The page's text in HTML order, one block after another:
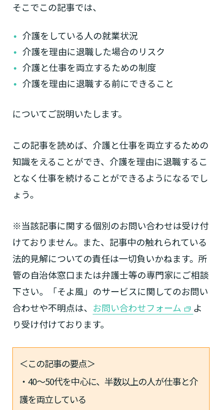
そこでこの記事では、
介護をしている人の就業状況
介護を理由に退職した場合のリスク
介護と仕事を両立するための制度
介護を理由に退職する前にできること
についてご説明いたします。
この記事を読めば、介護と仕事を両立するための
知識をえることができ、介護を理由に退職するこ
となく仕事を続けることができるようになるでし
ょう。
※当該記事に関する個別のお問い合わせは受け付
けておりません。また、記事中の触れられている
法的見解についての責任は一切負いかねます。所
管の自治体窓口または弁護士等の専門家にご相談
下さい。「そよ風」のサービスに関してのお問い
合わせや不明点は、 お問い合わせフォーム
よ
り受け付けております。
＜この記事の要点＞
・40〜50代を中心に、半数以上の人が仕事と介
護を両立している